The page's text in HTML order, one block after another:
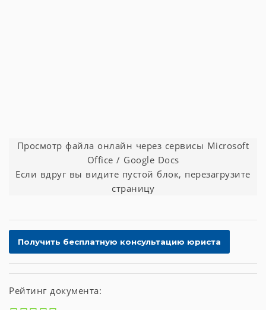
Просмотр файла онлайн через сервисы Microsoft
Office / Google Docs
Если вдруг вы видите пустой блок, перезагрузите
страницу
Рейтинг документа: